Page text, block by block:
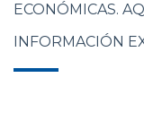
ECONÓMICAS.
INFORMACIÓN